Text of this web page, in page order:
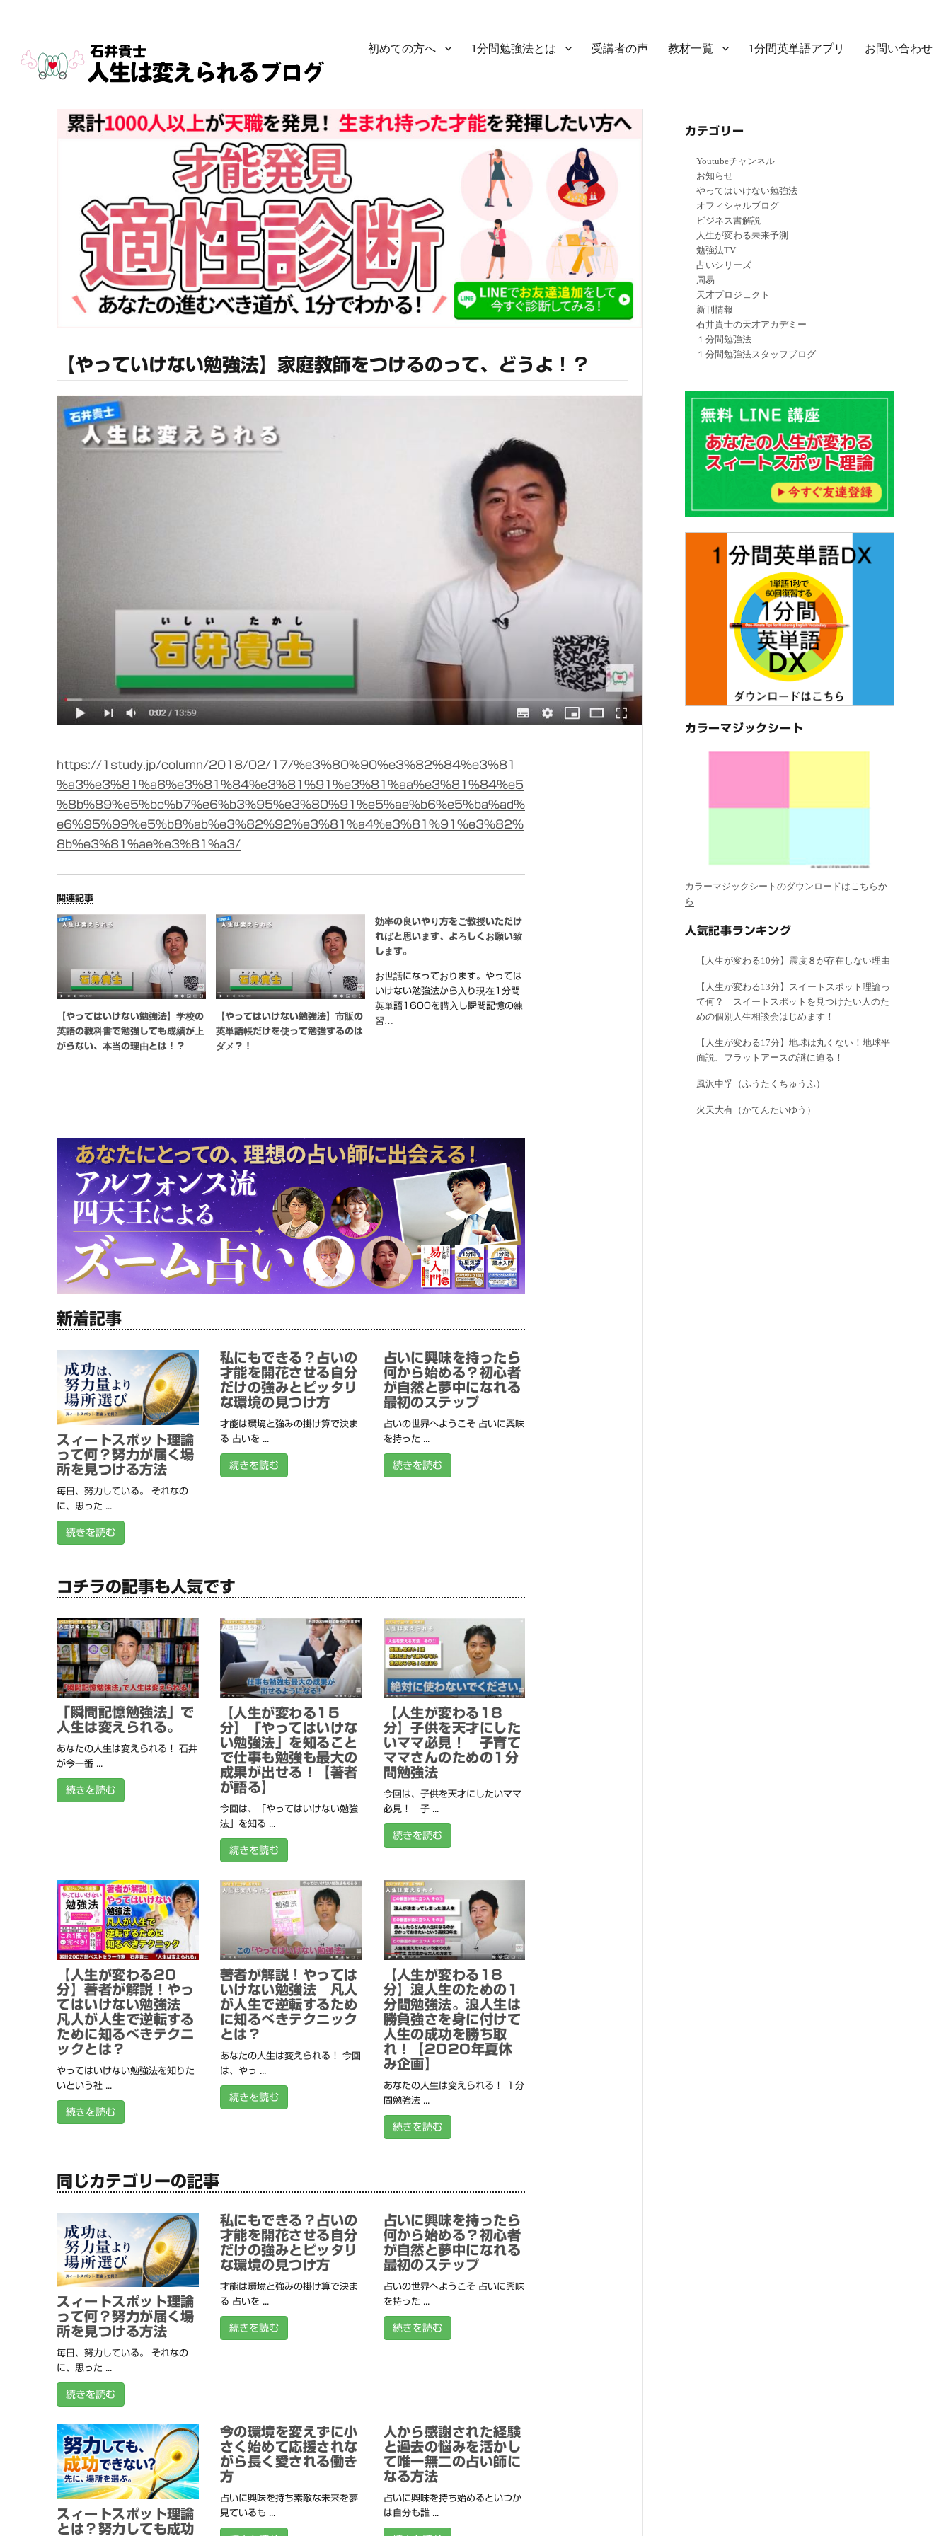
初めての方へ 1分間勉強法とは 受講者の声 教材一覧 1分間英単語アプリ お問い合わせ
【やっていけない勉強法】家庭教師をつけるのって、どうよ！？
https://1study.jp/column/2018/02/17/%e3%80%90%e3%82%84%e3%81
%a3%e3%81%a6%e3%81%84%e3%81%91%e3%81%aa%e3%81%84%e5
%8b%89%e5%bc%b7%e6%b3%95%e3%80%91%e5%ae%b6%e5%ba%ad%
e6%95%99%e5%b8%ab%e3%82%92%e3%81%a4%e3%81%91%e3%82%
8b%e3%81%ae%e3%81%a3/
関連記事
【やってはいけない勉強法】学校の
英語の教科書で勉強しても成績が上
がらない、本当の理由とは！？
【やってはいけない勉強法】市販の
英単語帳だけを使って勉強するのは
ダメ？！
効率の良いやり方をご教授いただけ
ればと思います、よろしくお願い致
します。
お世話になっております。やっては
いけない勉強法から入り現在1分間
英単語1600を購入し瞬間記憶の練
習…
新着記事
スィートスポット理論
って何？努力が届く場
所を見つける方法
毎日、努力している。 それなの
に、思った ...
続きを読む
私にもできる？占いの
才能を開花させる自分
だけの強みとピッタリ
な環境の見つけ方
才能は環境と強みの掛け算で決ま
る 占いを ...
続きを読む
占いに興味を持ったら
何から始める？初心者
が自然と夢中になれる
最初のステップ
占いの世界へようこそ 占いに興味
を持った ...
続きを読む
コチラの記事も人気です
「瞬間記憶勉強法」で
人生は変えられる。
あなたの人生は変えられる！ 石井
が今一番 ...
続きを読む
【人生が変わる15
分】「やってはいけな
い勉強法」を知ること
で仕事も勉強も最大の
成果が出せる！【著者
が語る】
今回は、「やってはいけない勉強
法」を知る ...
続きを読む
【人生が変わる18
分】子供を天才にした
いママ必見！ 子育て
ママさんのための1分
間勉強法
今回は、子供を天才にしたいママ
必見！ 子 ...
続きを読む
【人生が変わる20
分】著者が解説！やっ
てはいけない勉強法
凡人が人生で逆転する
ために知るべきテクニ
ックとは？
やってはいけない勉強法を知りた
いという社 ...
続きを読む
著者が解説！やっては
いけない勉強法 凡人
が人生で逆転するため
に知るべきテクニック
とは？
あなたの人生は変えられる！ 今回
は、やっ ...
続きを読む
【人生が変わる18
分】浪人生のための1
分間勉強法。浪人生は
勝負強さを身に付けて
人生の成功を勝ち取
れ！【2020年夏休
み企画】
あなたの人生は変えられる！ １分
間勉強法 ...
続きを読む
同じカテゴリーの記事
スィートスポット理論
って何？努力が届く場
所を見つける方法
毎日、努力している。 それなの
に、思った ...
続きを読む
私にもできる？占いの
才能を開花させる自分
だけの強みとピッタリ
な環境の見つけ方
才能は環境と強みの掛け算で決ま
る 占いを ...
続きを読む
占いに興味を持ったら
何から始める？初心者
が自然と夢中になれる
最初のステップ
占いの世界へようこそ 占いに興味
を持った ...
続きを読む
スィートスポット理論
とは？努力しても成功
今の環境を変えずに小
さく始めて応援されな
がら長く愛される働き
方
占いに興味を持ち素敵な未来を夢
見ているも ...
人から感謝された経験
と過去の悩みを活かし
て唯一無二の占い師に
なる方法
占いに興味を持ち始めるといつか
は自分も誰 ...
カテゴリー
Youtubeチャンネル
お知らせ
やってはいけない勉強法
オフィシャルブログ
ビジネス書解説
人生が変わる未来予測
勉強法TV
占いシリーズ
周易
天才プロジェクト
新刊情報
石井貴士の天才アカデミー
１分間勉強法
１分間勉強法スタッフブログ
カラーマジックシート
カラーマジックシートのダウンロードはこちらか
ら
人気記事ランキング
【人生が変わる10分】震度８が存在しない理由
【人生が変わる13分】スイートスポット理論っ
て何？ スイートスポットを見つけたい人のた
めの個別人生相談会はじめます！
【人生が変わる17分】地球は丸くない！地球平
面説、フラットアースの謎に迫る！
風沢中孚（ふうたくちゅうふ）
火天大有（かてんたいゆう）